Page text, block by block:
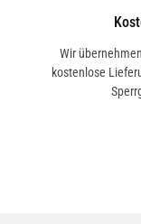
Wir
kostenlose